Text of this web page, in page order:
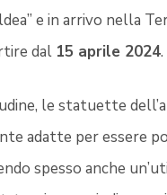
e in arrivo nella
dal 15 aprile 2024.
le statuette
adatte per essere
spesso anche